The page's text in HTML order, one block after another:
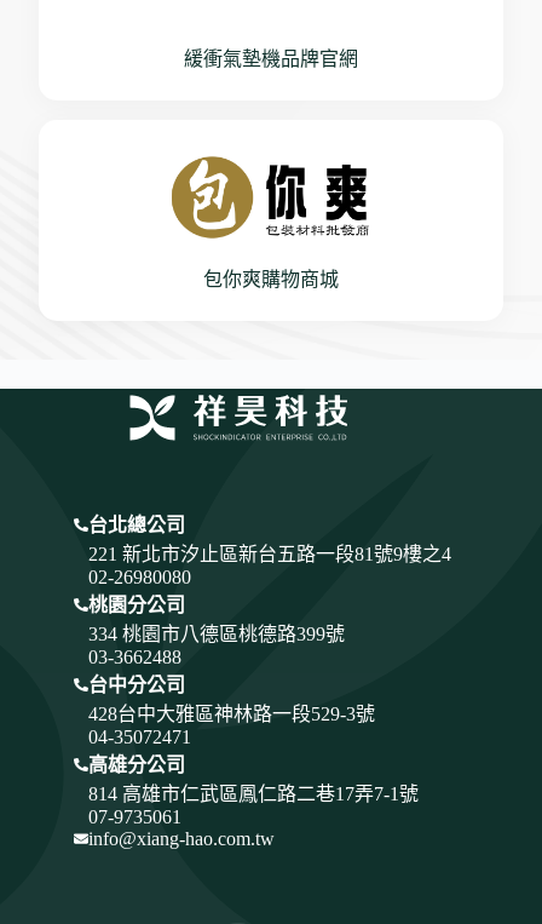
緩衝氣墊機品牌官網
包你爽購物商城
台北總公司
221 新北市汐止區新台五路一段81號9樓之4
02-26980080
桃園分公司
334 桃園市八德區桃德路399號
03-3662488
台中分公司
428台中大雅區神林路一段529-3號
04-35072471
高雄分公司
814 高雄市仁武區鳳仁路二巷17弄7-1號
07-9735061
info@xiang-hao.com.tw